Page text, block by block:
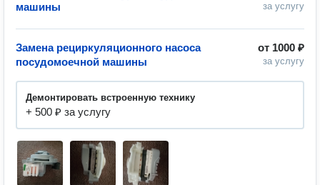
за услугу
машины
от 1000 ₽
за услугу
Замена рециркуляционного насоса
посудомоечной машины
Демонтировать встроенную технику
+ 500 ₽ за услугу